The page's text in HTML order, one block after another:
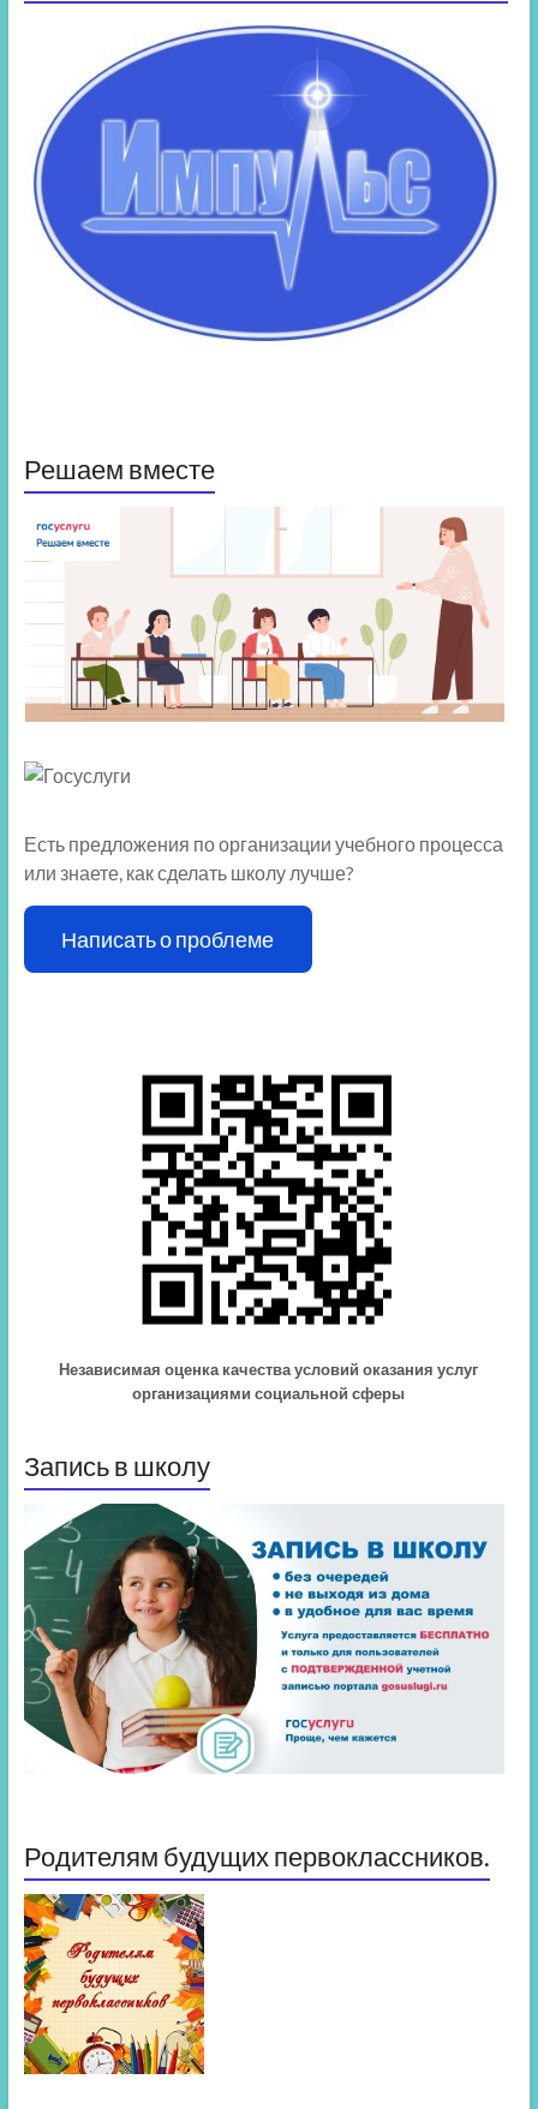
Решаем вместе
Есть предложения по организации учебного процесса
или знаете, как сделать школу лучше?
Написать о проблеме
Независимая оценка качества условий оказания услуг
организациями социальной сферы
Запись в школу
Родителям будущих первоклассников.